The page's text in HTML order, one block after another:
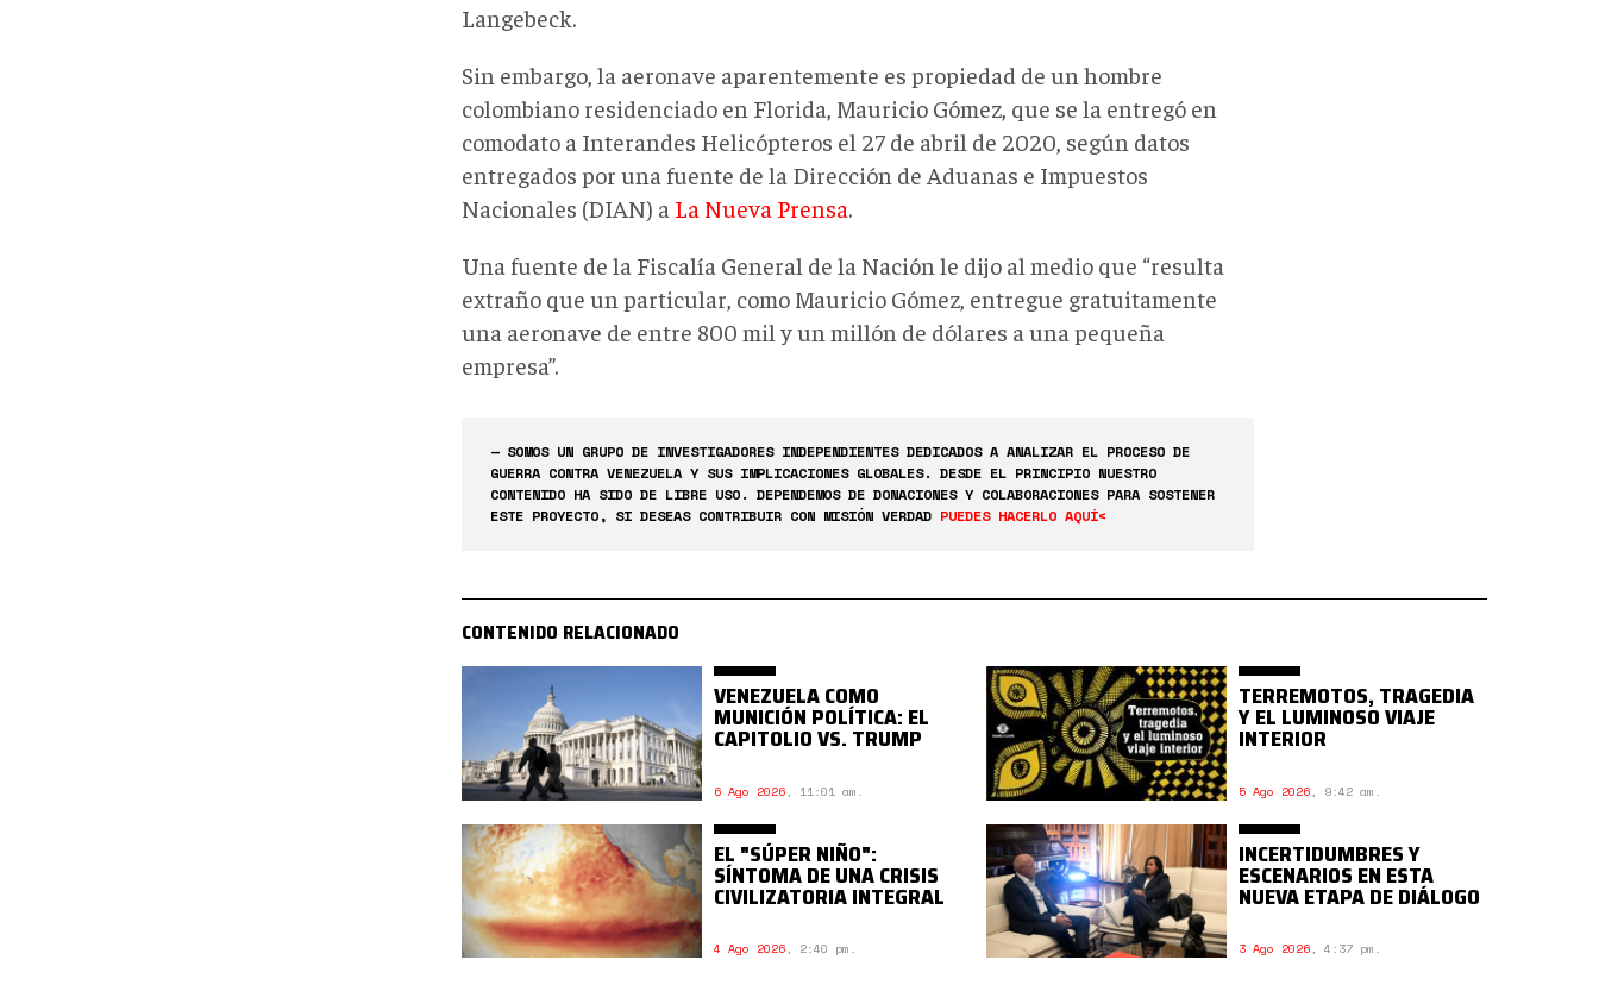
Langebeck.
Sin embargo, la aeronave aparentemente es propiedad de un hombre
colombiano residenciado en Florida, Mauricio Gómez, que se la entregó en
comodato a Interandes Helicópteros el 27 de abril de 2020, según datos
entregados por una fuente de la Dirección de Aduanas e Impuestos
Nacionales (DIAN) a La Nueva Prensa.
Una fuente de la Fiscalía General de la Nación le dijo al medio que “resulta
extraño que un particular, como Mauricio Gómez, entregue gratuitamente
una aeronave de entre 800 mil y un millón de dólares a una pequeña
empresa”.
— SOMOS UN GRUPO DE INVESTIGADORES INDEPENDIENTES DEDICADOS A ANALIZAR EL PROCESO DE
GUERRA CONTRA VENEZUELA Y SUS IMPLICACIONES GLOBALES. DESDE EL PRINCIPIO NUESTRO
CONTENIDO HA SIDO DE LIBRE USO. DEPENDEMOS DE DONACIONES Y COLABORACIONES PARA SOSTENER
ESTE PROYECTO, SI DESEAS CONTRIBUIR CON MISIÓN VERDAD PUEDES HACERLO AQUÍ<
CONTENIDO RELACIONADO
VENEZUELA COMO
MUNICIÓN POLÍTICA: EL
CAPITOLIO VS. TRUMP
6 Ago 2026, 11:01 am.
TERREMOTOS, TRAGEDIA
Y EL LUMINOSO VIAJE
INTERIOR
5 Ago 2026, 9:42 am.
EL "SÚPER NIÑO":
SÍNTOMA DE UNA CRISIS
CIVILIZATORIA INTEGRAL
4 Ago 2026, 2:40 pm.
INCERTIDUMBRES Y
ESCENARIOS EN ESTA
NUEVA ETAPA DE DIÁLOGO
3 Ago 2026,4:37 pm.